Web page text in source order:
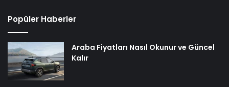
Popüler Haberler
Araba Fiyatları Nasıl Okunur ve Güncel
Kalır